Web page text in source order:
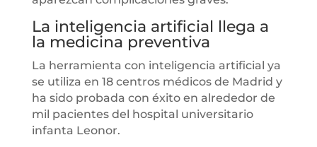
La inteligencia artificial llega a
la medicina preventiva
La herramienta con inteligencia artificial ya
se utiliza en 18 centros médicos de Madrid y
ha sido probada con éxito en alrededor de
mil pacientes del hospital universitario
infanta Leonor.